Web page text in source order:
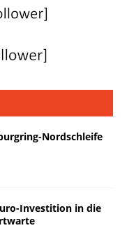
Nordschleife
Investition in die